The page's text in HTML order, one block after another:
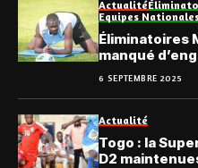
Actualité
Equipes
Éliminatoires
manqué
Nador
6 SEPTEMBRE 2025
Actualité
Togo : la
D2